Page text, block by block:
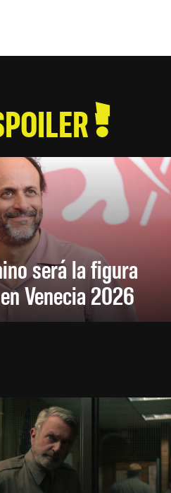
será la figura
Venecia 2026